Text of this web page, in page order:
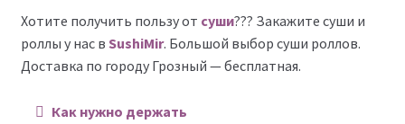
Хотите получить пользу от суши??? Закажите суши и
роллы у нас в SushiMir. Большой выбор суши роллов.
Доставка по городу Грозный — бесплатная.
Навигация по записям
Как нужно держать